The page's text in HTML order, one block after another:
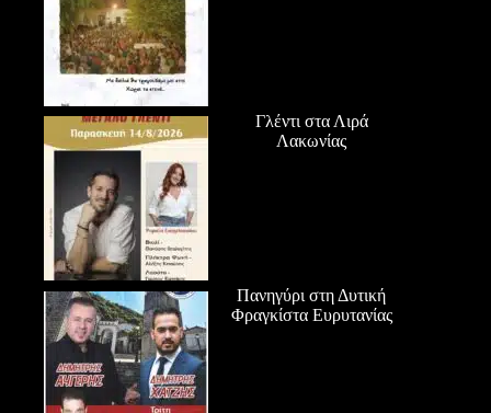
Γλέντι στα Λιρά
Λακωνίας
Πανηγύρι στη Δυτική
Φραγκίστα Ευρυτανίας